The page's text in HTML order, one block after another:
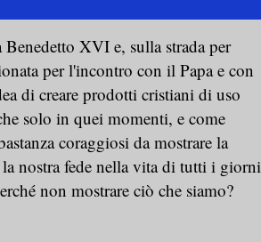
XVI e, sulla strada per
per l'incontro con il Papa e con
di creare prodotti cristiani di uso
solo in quei momenti, e come
coraggiosi da mostrare la
nostra fede nella vita di tutti i giorni
non mostrare ciò che siamo?